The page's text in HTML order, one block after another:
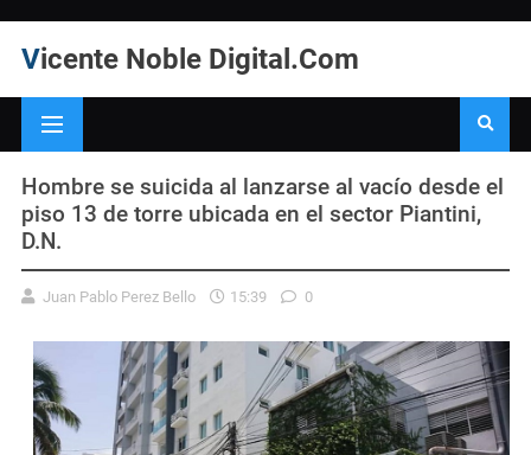
Vicente Noble Digital.Com
Hombre se suicida al lanzarse al vacío desde el
piso 13 de torre ubicada en el sector Piantini,
D.N.
Juan Pablo Perez Bello 15:39 0